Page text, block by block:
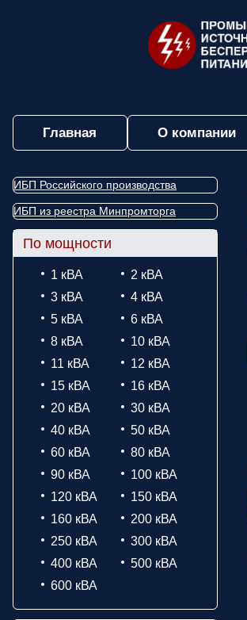
Главная О компании
ИБП Российского производства
ИБП из реестра Минпромторга
По мощности
1 кВА
2 кВА
3 кВА
4 кВА
5 кВА
6 кВА
8 кВА
10 кВА
11 кВА
12 кВА
15 кВА
16 кВА
20 кВА
30 кВА
40 кВА
50 кВА
60 кВА
80 кВА
90 кВА
100 кВА
120 кВА
150 кВА
160 кВА
200 кВА
250 кВА
300 кВА
400 кВА
500 кВА
600 кВА